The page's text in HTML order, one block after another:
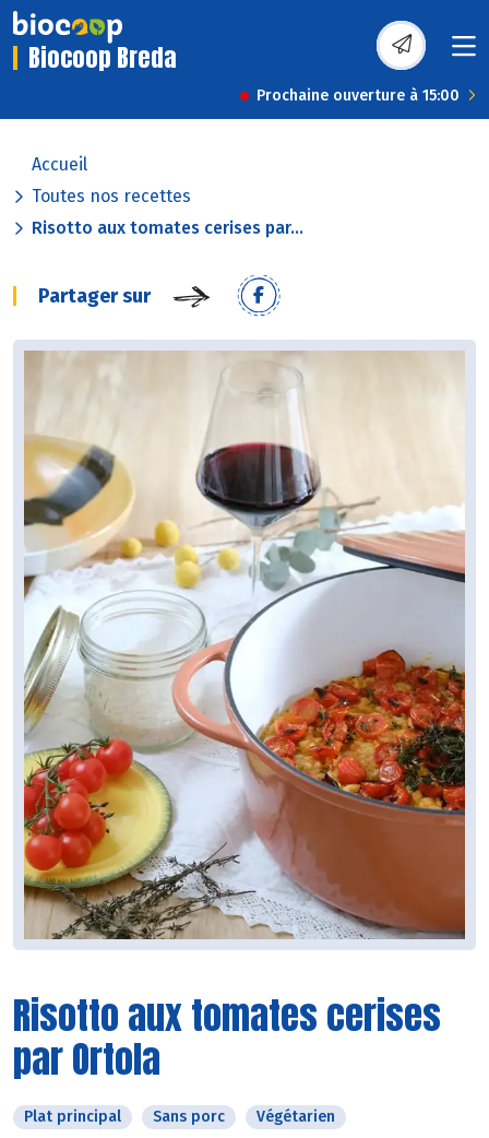
Biocoop Breda
Prochaine ouverture à 15:00
Accueil
Toutes nos recettes
Risotto aux tomates cerises par...
Partager sur
Risotto aux tomates cerises
par Ortola
Plat principal Sans porc Végétarien